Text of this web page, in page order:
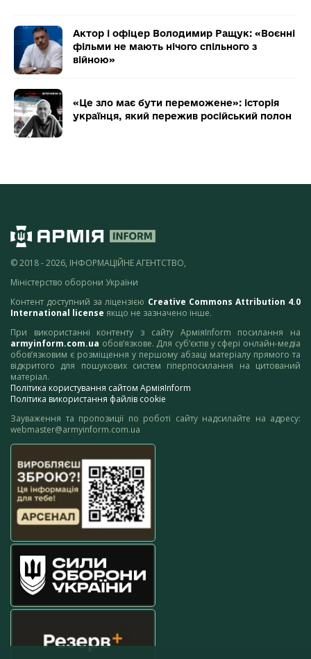
Актор і офіцер Володимир Ращук: «Воєнні
фільми не мають нічого спільного з
війною»
«Це зло має бути переможене»: історія
українця, який пережив російський полон
© 2018 - 2026, ІНФОРМАЦІЙНЕ АГЕНТСТВО,
Міністерство оборони України
Контент доступний за ліцензією Creative Commons Attribution 4.0
International license якщо не зазначено інше.
При використанні контенту з сайту АрміяInform посилання на
armyinform.com.ua обов’язкове. Для суб’єктів у сфері онлайн-медіа
обов’язковим є розміщення у першому абзаці матеріалу прямого та
відкритого для пошукових систем гіперпосилання на цитований
матеріал.
Політика користування сайтом АрміяInform
Політика використання файлів cookie
Зауваження та пропозиції по роботі сайту надсилайте на адресу:
webmaster@armyinform.com.ua